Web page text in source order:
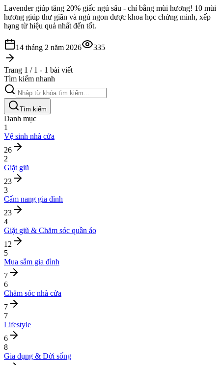
Lavender giúp tăng 20% giấc ngủ sâu - chỉ bằng mùi hương! 10 mùi
hương giúp thư giãn và ngủ ngon được khoa học chứng minh, xếp
hạng từ hiệu quả nhất đến tốt.
14 tháng 2 năm 2026 335
Trang 1 / 1 - 1 bài viết
Tìm kiếm nhanh
Tìm kiếm
Danh mục
1
Vệ sinh nhà cửa
26
2
Giặt giũ
23
3
Cẩm nang gia đình
23
4
Giặt giũ & Chăm sóc quần áo
12
5
Mua sắm gia đình
7
6
Chăm sóc nhà cửa
7
7
Lifestyle
6
8
Gia dụng & Đời sống